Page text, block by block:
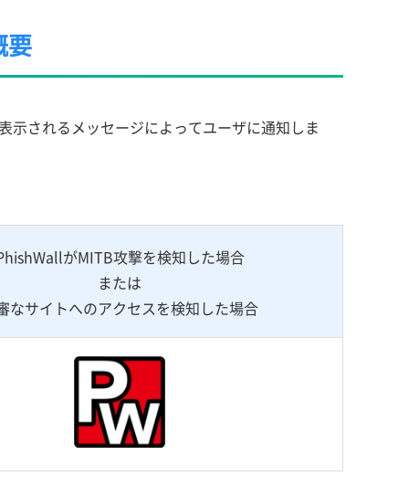
要
されるメッセージによってユーザに通知しま
がMITB攻撃を検知した場合
または
なサイトへのアクセスを検知した場合